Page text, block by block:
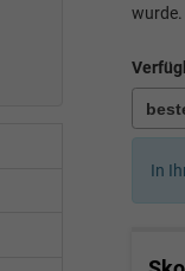
wurde.
In